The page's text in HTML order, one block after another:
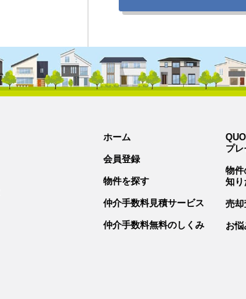
ホーム
会員登録
物件を探す
仲介手数料見積サービス
仲介手数料無料のしくみ
プレ
物件
知り
売却
お